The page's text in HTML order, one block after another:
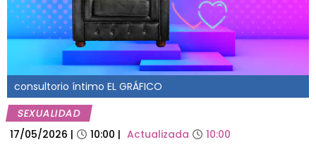
consultorio íntimo EL GRÁFICO
SEXUALIDAD
17/05/2026 | 10:00 | Actualizada 10:00